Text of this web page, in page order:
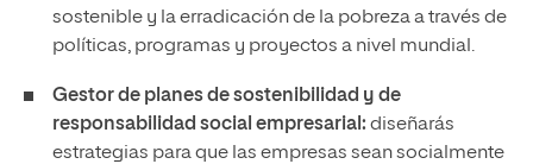
sostenible y la erradicación de la pobreza a través de
políticas, programas y proyectos a nivel mundial.
Gestor de planes de sostenibilidad y de
responsabilidad social empresarial: diseñarás
estrategias para que las empresas sean socialmente